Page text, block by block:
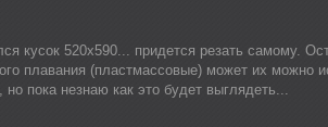
кусок 520х590... придется резать самому.
плавания (пластмассовые) может их можно
пока незнаю как это будет выглядеть...